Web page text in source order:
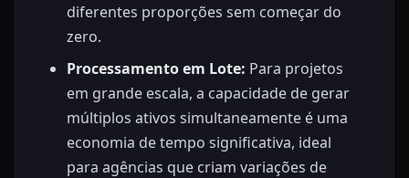
diferentes proporções sem começar do
zero.
Processamento em Lote: Para projetos
em grande escala, a capacidade de gerar
múltiplos ativos simultaneamente é uma
economia de tempo significativa, ideal
para agências que criam variações de